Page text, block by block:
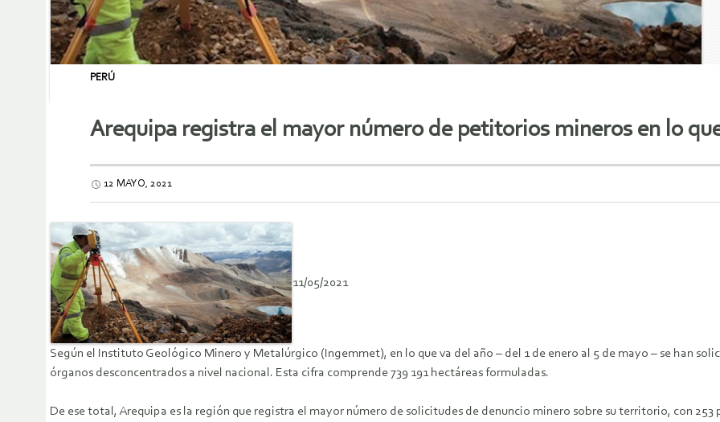
PERÚ
Arequipa registra el mayor número de petitorios mineros en lo
12 MAYO, 2021
11/05/2021
Según el Instituto Geológico Minero y Metalúrgico (Ingemmet), en lo que va del año – del 1 de enero al 5 de mayo – se han
órganos desconcentrados a nivel nacional. Esta cifra comprende 739 191 hectáreas formuladas.
De ese total, Arequipa es la región que registra el mayor número de solicitudes de denuncio minero sobre su territorio, con